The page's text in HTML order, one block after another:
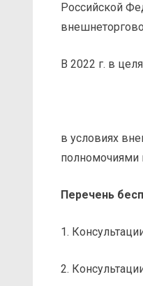
Российской
В 2022 г. в
в условиях
полномочиями
Перечень
1.
2.